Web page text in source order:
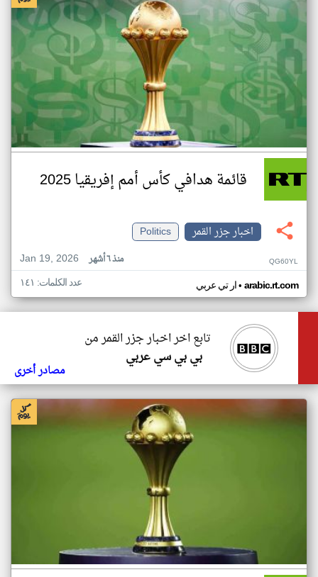
قائمة هدافي كأس أمم إفريقيا 2025
اخبار جزر القمر
Politics
Jan 19, 2026
منذ ٦ أشهر QG60YL
ار تي عربي• arabic.rt.com عدد الكلمات: ١٤١
تابع اخر اخبار جزر القمر من
بي بي سي عربي
مصادر أخرى